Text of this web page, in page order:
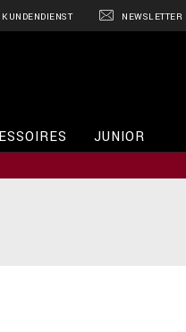
KUNDENDIENST NEWSLETTER
JUNIOR